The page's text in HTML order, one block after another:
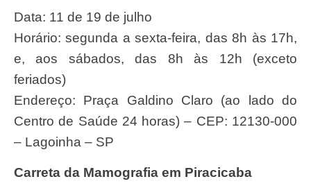
Data: 11 de 19 de julho
Horário: segunda a sexta-feira, das 8h às 17h,
e, aos sábados, das 8h às 12h (exceto
feriados)
Endereço: Praça Galdino Claro (ao lado do
Centro de Saúde 24 horas) – CEP: 12130-000
– Lagoinha – SP
Carreta da Mamografia em Piracicaba